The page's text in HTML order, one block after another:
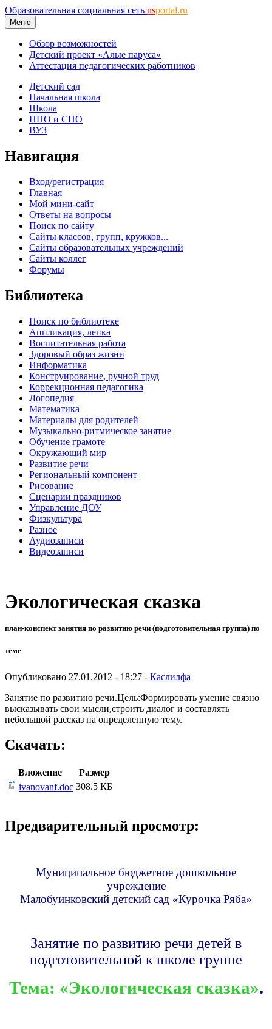
Образовательная социальная сеть nsportal.ru
Меню
Обзор возможностей
Детский проект «Алые паруса»
Аттестация педагогических работников
Детский сад
Начальная школа
Школа
НПО и СПО
ВУЗ
Навигация
Вход/регистрация
Главная
Мой мини-сайт
Ответы на вопросы
Поиск по сайту
Сайты классов, групп, кружков...
Сайты образовательных учреждений
Сайты коллег
Форумы
Библиотека
Поиск по библиотеке
Аппликация, лепка
Воспитательная работа
Здоровый образ жизни
Информатика
Конструирование, ручной труд
Коррекционная педагогика
Логопедия
Математика
Материалы для родителей
Музыкально-ритмическое занятие
Обучение грамоте
Окружающий мир
Развитие речи
Региональный компонент
Рисование
Сценарии праздников
Управление ДОУ
Физкультура
Разное
Аудиозаписи
Видеозаписи
Экологическая сказка
план-конспект занятия по развитию речи (подготовительная группа) по
теме
Опубликовано 27.01.2012 - 18:27 - Каслилфа
Занятие по развитию речи.Цель:Формировать умение связно
высказывать свои мысли,строить диалог и составлять
небольшой рассказ на определенную тему.
Скачать:
Вложение
Размер
ivanovanf.doc 308.5 КБ
Предварительный просмотр:
Муниципальное бюджетное дошкольное
учреждение
Малобуинковский детский сад «Курочка Ряба»
Занятие по развитию речи детей в
подготовительной к школе группе
Тема: «Экологическая сказка».